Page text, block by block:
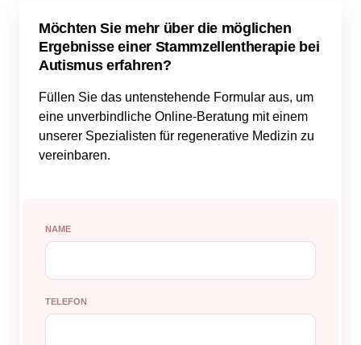
Möchten Sie mehr über die möglichen
Ergebnisse einer Stammzellentherapie bei
Autismus erfahren?
Füllen Sie das untenstehende Formular aus, um
eine unverbindliche Online-Beratung mit einem
unserer Spezialisten für regenerative Medizin zu
vereinbaren.
NAME
TELEFON